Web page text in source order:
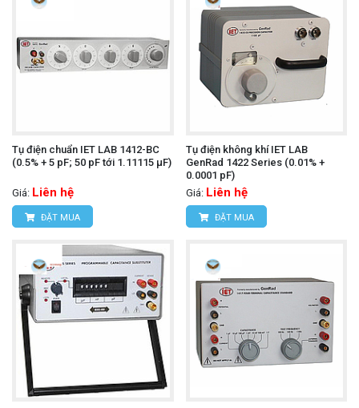
Tụ điện chuẩn IET LAB 1412-BC
(0.5% + 5 pF; 50 pF tới 1.11115 µF)
Giá: Liên hệ
ĐẶT MUA
Tụ điện không khí IET LAB
GenRad 1422 Series (0.01% +
0.0001 pF)
Giá: Liên hệ
ĐẶT MUA